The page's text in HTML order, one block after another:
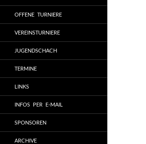
OFFENE TURNIERE
VEREINSTURNIERE
JUGENDSCHACH
TERMINE
LINKS
INFOS PER E-MAIL
SPONSOREN
ARCHIVE